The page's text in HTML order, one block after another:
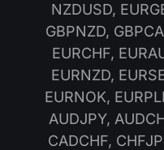
NZDUSD,
GBPNZD,
EURCHF,
EURNZD,
EURNOK,
AUDJPY,
CADCHF,